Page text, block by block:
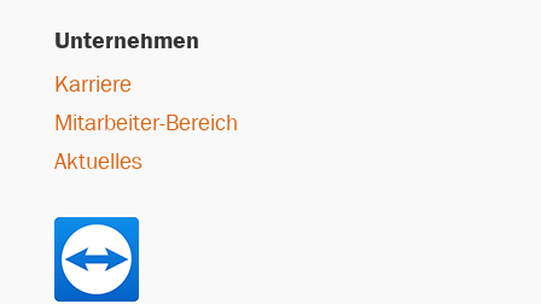
Unternehmen
Karriere
Mitarbeiter-Bereich
Aktuelles